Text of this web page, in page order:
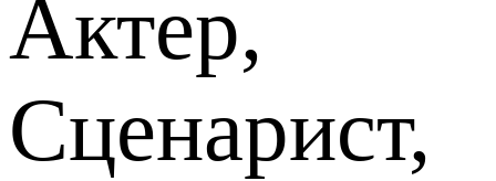
Актер,
Сценарист,